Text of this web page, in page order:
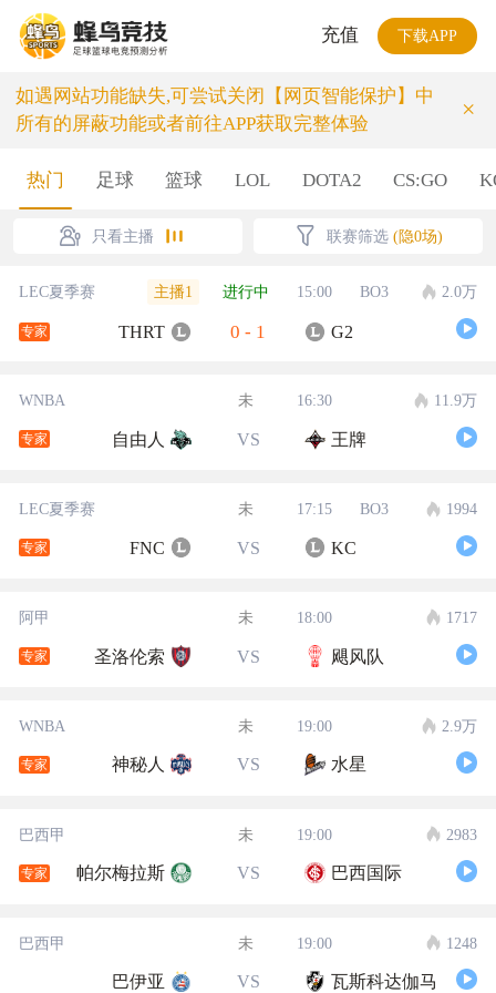
充值 下载APP
如遇网站功能缺失,可尝试关闭【网页智能保护】中
所有的屏蔽功能或者前往APP获取完整体验
×
热门 足球 篮球 LOL DOTA2 CS:GO
只看主播 联赛筛选 (隐0场)
LEC夏季赛 主播1 进行中 15:00 BO3 2.0万
专家 THRT 0 - 1 G2
WNBA 未 16:30 11.9万
专家 自由人 VS 王牌
LEC夏季赛 未 17:15 BO3 1994
专家 FNC VS KC
阿甲 未 18:00 1717
专家 圣洛伦索 VS 飓风队
WNBA 未 19:00 2.9万
专家 神秘人 VS 水星
巴西甲 未 19:00 2983
专家 帕尔梅拉斯 VS 巴西国际
巴西甲 未 19:00 1248
巴伊亚 VS 瓦斯科达伽马